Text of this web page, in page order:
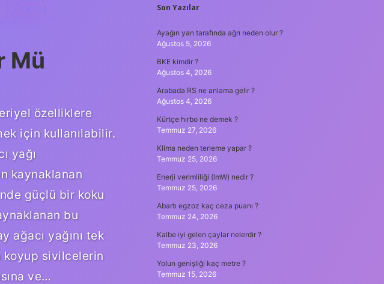
Mü
özelliklere
için kullanılabilir.
yağı
kaynaklanan
güçlü bir koku
bu
ağacı yağını tek
koyup sivilcelerin
ve…
SIDEBAR
Son Yazılar
Ayağın yan tarafında ağrı neden olur ?
Ağustos 5, 2026
BKE kimdir ?
Ağustos 4, 2026
Arabada RS ne anlama gelir ?
Ağustos 4, 2026
Kürtçe hırbo ne demek ?
Temmuz 27, 2026
Klima neden terleme yapar ?
Temmuz 25, 2026
Enerji verimliliği (lmW) nedir ?
Temmuz 25, 2026
Abartı egzoz kaç ceza puanı ?
Temmuz 24, 2026
Kalbe iyi gelen çaylar nelerdir ?
Temmuz 23, 2026
Yolun genişliği kaç metre ?
Temmuz 15, 2026